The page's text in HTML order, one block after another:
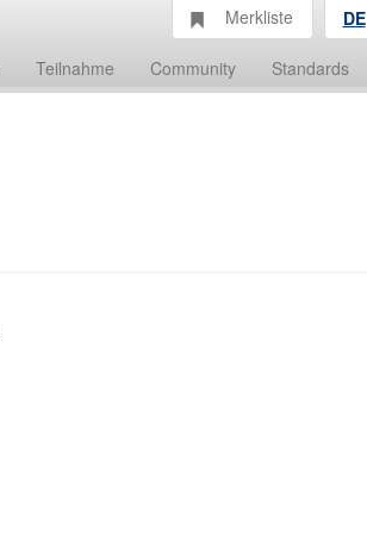
Teilnahme Community Standards
Merkliste DE